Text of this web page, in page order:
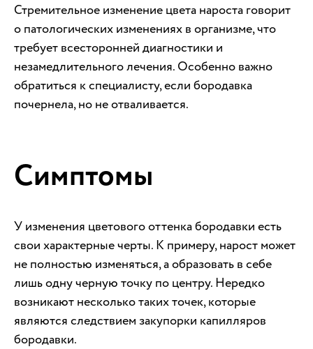
Стремительное изменение цвета нароста говорит
о патологических изменениях в организме, что
требует всесторонней диагностики и
незамедлительного лечения. Особенно важно
обратиться к специалисту, если бородавка
почернела, но не отваливается.
Симптомы
У изменения цветового оттенка бородавки есть
свои характерные черты. К примеру, нарост может
не полностью изменяться, а образовать в себе
лишь одну черную точку по центру. Нередко
возникают несколько таких точек, которые
являются следствием закупорки капилляров
бородавки.